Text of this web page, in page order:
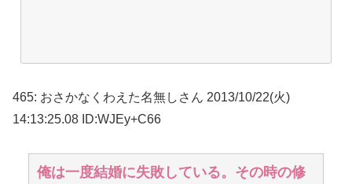
465: おさかなくわえた名無しさん 2013/10/22(火)
14:13:25.08 ID:WJEy+C66
俺は一度結婚に失敗している。その時の修